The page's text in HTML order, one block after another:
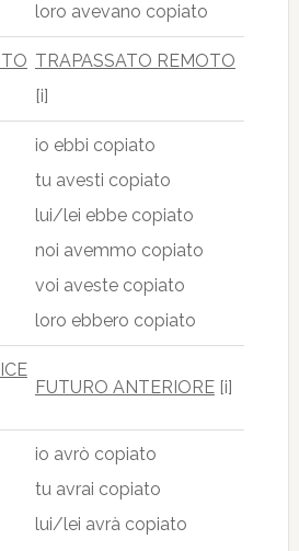
loro avevano copiato
TRAPASSATO REMOTO
[i]
io ebbi copiato
tu avesti copiato
lui/lei ebbe copiato
noi avemmo copiato
voi aveste copiato
loro ebbero copiato
FUTURO ANTERIORE[i]
io avrò copiato
tu avrai copiato
lui/lei avrà copiato